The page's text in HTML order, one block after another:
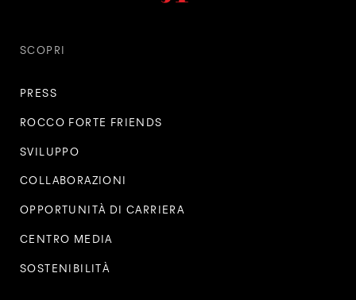
SCOPRI
PRESS
ROCCO FORTE FRIENDS
SVILUPPO
COLLABORAZIONI
OPPORTUNITÀ DI CARRIERA
CENTRO MEDIA
SOSTENIBILITÀ